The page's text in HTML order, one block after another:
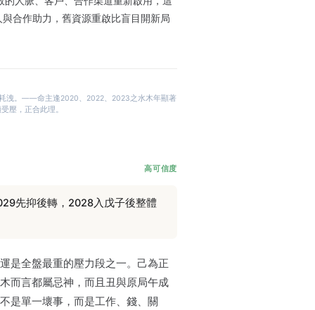
合作助力，舊資源重啟比盲目開新局
洩。——命主逢2020、2022、2023之水木年顯著
壓，正合此理。
高可信度
先抑後轉，2028入戊子後整體
是全盤最重的壓力段之一。己為正
而言都屬忌神，而且丑與原局午成
是單一壞事，而是工作、錢、關